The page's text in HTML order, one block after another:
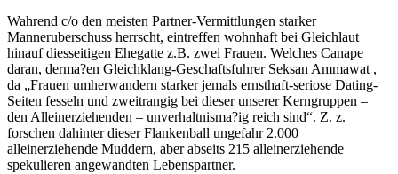
Wahrend c/o den meisten Partner-Vermittlungen starker
Manneruberschuss herrscht, eintreffen wohnhaft bei Gleichlaut
hinauf diesseitigen Ehegatte z.B. zwei Frauen. Welches Canape
daran, derma?en Gleichklang-Geschaftsfuhrer Seksan Ammawat ,
da „Frauen umherwandern starker jemals ernsthaft-seriose Dating-
Seiten fesseln und zweitrangig bei dieser unserer Kerngruppen –
den Alleinerziehenden – unverhaltnisma?ig reich sind“. Z. z.
forschen dahinter dieser Flankenball ungefahr 2.000
alleinerziehende Muddern, aber abseits 215 alleinerziehende
spekulieren angewandten Lebenspartner.